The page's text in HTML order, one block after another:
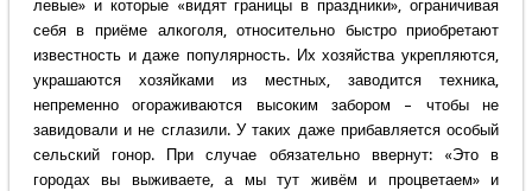
левые» и которые «видят границы в праздники», ограничивая
себя в приёме алкоголя, относительно быстро приобретают
известность и даже популярность. Их хозяйства укрепляются,
украшаются хозяйками из местных, заводится техника,
непременно огораживаются высоким забором – чтобы не
завидовали и не сглазили. У таких даже прибавляется особый
сельский гонор. При случае обязательно ввернут: «Это в
городах вы выживаете, а мы тут живём и процветаем» и